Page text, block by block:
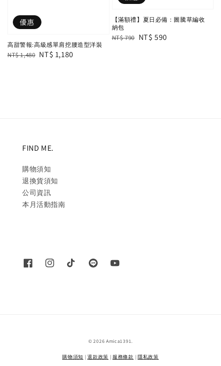
優惠
高甜警報:高級感單肩挖腰造型洋裝
Regular
NT$ 1,480 Sale
NT$ 1,180
【滿額禮】夏日必備：圖騰草編收
納包
Regular
NT$ 790 Sale
NT$ 590
FIND ME.
購物須知
退換貨須知
公司資訊
本月活動指南
© 2026 Amica1391.
購物須知 |退款政策 | 服務條款 | 隱私政策